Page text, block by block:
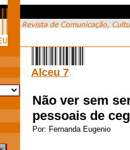
Alceu 7
Não ver sem
pessoais de
Por: Fernanda Eugenio